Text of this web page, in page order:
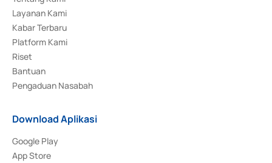
Layanan Kami
Kabar Terbaru
Platform Kami
Riset
Bantuan
Pengaduan Nasabah
Download Aplikasi
Google Play
App Store